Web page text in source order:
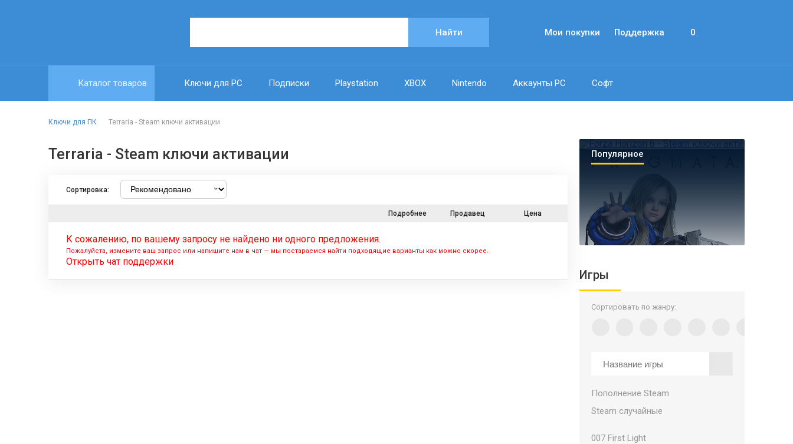
Найти Мои покупки Поддержка 0
Каталог товаров Ключи для PC Подписки Playstation XBOX Nintendo Аккаунты PC Софт
Популярное
Игры
Сортировать по жанру:
Пополнение Steam
Steam случайные
007 First Light
Ключи для ПК Terraria - Steam ключи активации
Terraria - Steam ключи активации
Сортировка:
Подробнее Продавец Цена
К сожалению, по вашему запросу не найдено ни одного предложения.
Пожалуйста, измените ваш запрос или напишите нам в чат — мы постараемся найти подходящие варианты как можно скорее.
Открыть чат поддержки